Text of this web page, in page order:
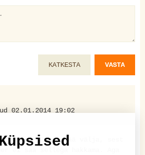
KATKESTA VASTA
02.01.2014 19:02
tegemisel jätsin jää välja, sest
ei saa sellega hakkama. Aga
Küpsised